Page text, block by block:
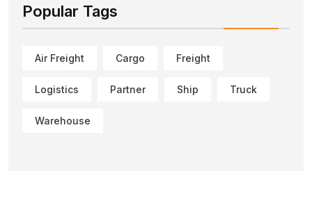
Popular Tags
Air Freight Cargo Freight
Logistics Partner Ship Truck
Warehouse